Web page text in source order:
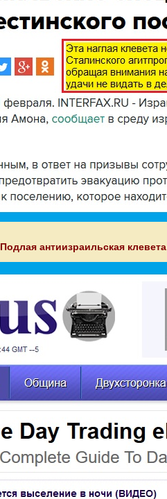
Подлая антиизраильская